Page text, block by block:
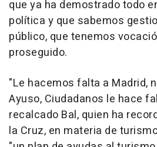
que ya ha demostrado todo
política y que sabemos
público, que tenemos
proseguido.
"Le hacemos falta a Madrid,
Ayuso, Ciudadanos le hace
recalcado Bal, quien ha
la Cruz, en materia de